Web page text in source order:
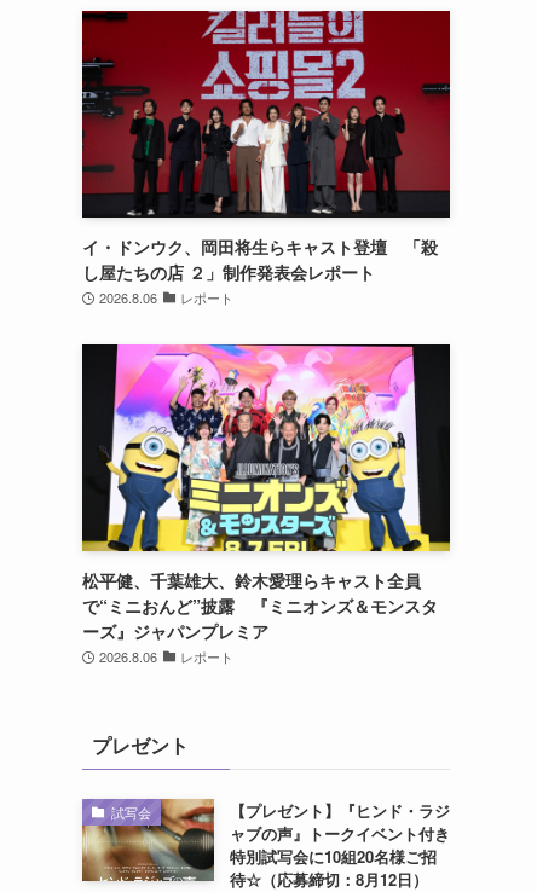
イ・ドンウク、岡田将生らキャスト登壇 「殺
し屋たちの店 ２」制作発表会レポート
2026.8.06 レポート
松平健、千葉雄大、鈴木愛理らキャスト全員
で“ミニおんど”披露 『ミニオンズ＆モンスタ
ーズ』ジャパンプレミア
2026.8.06 レポート
プレゼント
試写会
【プレゼント】『ヒンド・ラジ
ャブの声』トークイベント付き
特別試写会に10組20名様ご招
待☆（応募締切：8月12日）